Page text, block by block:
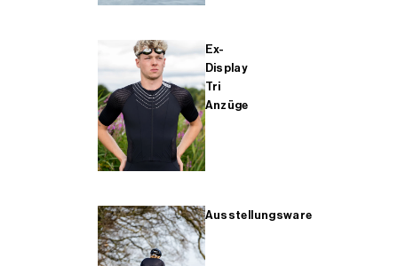
Ex-
Display
Tri
Anzüge
Ausstellungsware